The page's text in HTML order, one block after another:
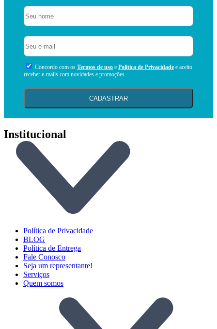
Concordo com os Termos de uso e Politica de Privacidade e aceito
receber e-mails com novidades e promoções.
CADASTRAR
Institucional
Política de Privacidade
BLOG
Política de Entrega
Fale Conosco
Seja um representante!
Serviços
Quem somos